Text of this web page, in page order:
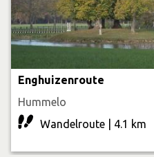
Enghuizenroute
Hummelo
Wandelroute | 4.1 km